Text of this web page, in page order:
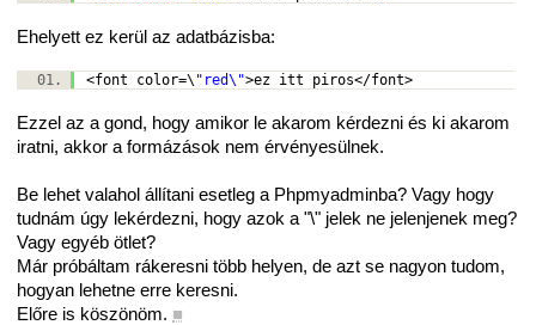
Ehelyett ez kerül az adatbázisba:
<font color=\ "red\">ez itt piros</font>
Ezzel az a gond, hogy amikor le akarom kérdezni és ki akarom
iratni, akkor a formázások nem érvényesülnek.
Be lehet valahol állítani esetleg a Phpmyadminba? Vagy hogy
tudnám úgy lekérdezni, hogy azok a "\" jelek ne jelenjenek meg?
Vagy egyéb ötlet?
Már próbáltam rákeresni több helyen, de azt se nagyon tudom,
hogyan lehetne erre keresni.
Előre is köszönöm. ■